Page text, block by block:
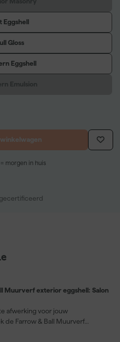
Eggshell
Gloss
Eggshell
morgen in huis
Muurverf exterior eggshell: Salon
afwerking voor jouw
de Farrow & Ball Muurverf